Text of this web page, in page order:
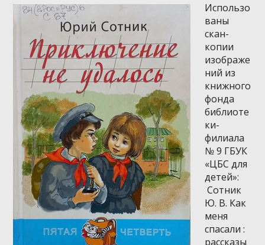
Использо
ваны
скан-
копии
изображе
ний из
книжного
фонда
библиоте
ки-
филиала
№ 9 ГБУК
«ЦБС для
детей»:
Сотник
Ю. В. Как
меня
спасали :
рассказы